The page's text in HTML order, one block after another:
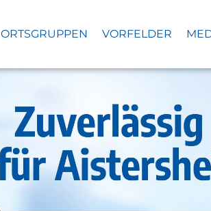
ORTSGRUPPEN VORFELDER